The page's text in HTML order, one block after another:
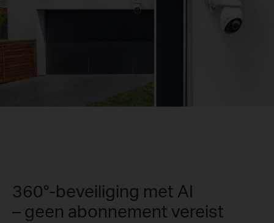
360°-beveiliging met AI
– geen abonnement vereist